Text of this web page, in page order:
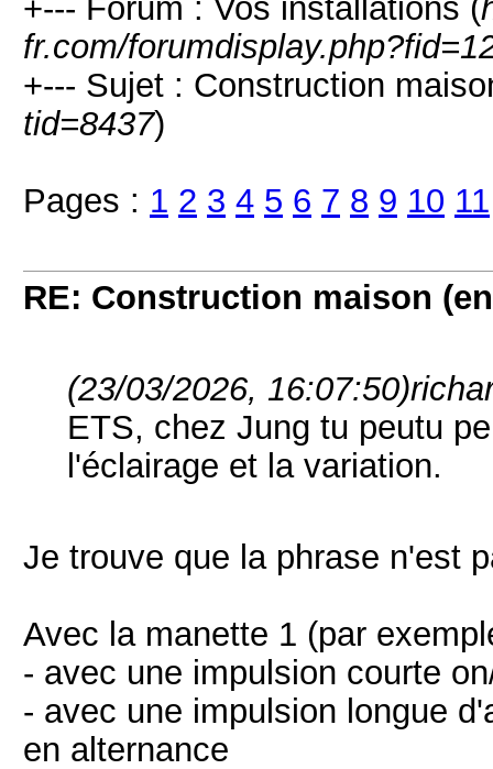
+--- Forum : Vos installations (
fr.com/
+--- Sujet : Construction
tid=8437)
Pages : 1 2 3 4 5 6 7 8 9 10 11
RE: Construction maison
(23/03/2026, 16:07:50)
ETS, chez Jung tu peutu
l'éclairage et la variation.
Je trouve que la phrase n'est
Avec la manette 1 (par
- avec une impulsion courte
- avec une impulsion longue
en alternance